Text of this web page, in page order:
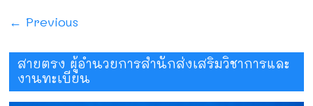
← Previous
สายตรง ผู้อำนวยการสำนักส่งเสริมวิชาการและ
งานทะเบียน